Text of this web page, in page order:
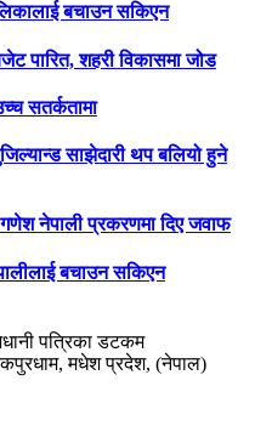
बचाउन सकिएन
पारित, शहरी विकासमा जोड
सतर्कतामा
साझेदारी थप बलियो हुने
नेपाली प्रकरणमा दिए जवाफ
बचाउन सकिएन
पत्रिका डटकम
मधेश प्रदेश, (नेपाल)